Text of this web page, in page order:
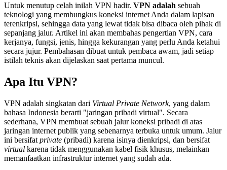
Untuk menutup celah inilah VPN hadir. VPN adalah sebuah
teknologi yang membungkus koneksi internet Anda dalam lapisan
terenkripsi, sehingga data yang lewat tidak bisa dibaca oleh pihak di
sepanjang jalur. Artikel ini akan membahas pengertian VPN, cara
kerjanya, fungsi, jenis, hingga kekurangan yang perlu Anda ketahui
secara jujur. Pembahasan dibuat untuk pembaca awam, jadi setiap
istilah teknis akan dijelaskan saat pertama muncul.
Apa Itu VPN?
VPN adalah singkatan dari Virtual Private Network, yang dalam
bahasa Indonesia berarti "jaringan pribadi virtual". Secara
sederhana, VPN membuat sebuah jalur koneksi pribadi di atas
jaringan internet publik yang sebenarnya terbuka untuk umum. Jalur
ini bersifat private (pribadi) karena isinya dienkripsi, dan bersifat
virtual karena tidak menggunakan kabel fisik khusus, melainkan
memanfaatkan infrastruktur internet yang sudah ada.